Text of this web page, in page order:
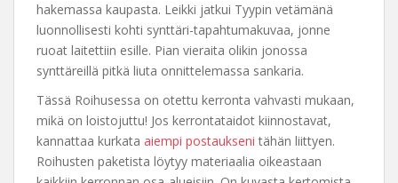
hakemassa kaupasta. Leikki jatkui Tyypin vetämänä
luonnollisesti kohti synttäri-tapahtumakuvaa, jonne
ruoat laitettiin esille. Pian vieraita olikin jonossa
synttäreillä pitkä liuta onnittelemassa sankaria.
Tässä Roihusessa on otettu kerronta vahvasti mukaan,
mikä on loistojuttu! Jos kerrontataidot kiinnostavat,
kannattaa kurkata aiempi postaukseni tähän liittyen.
Roihusten paketista löytyy materiaalia oikeastaan